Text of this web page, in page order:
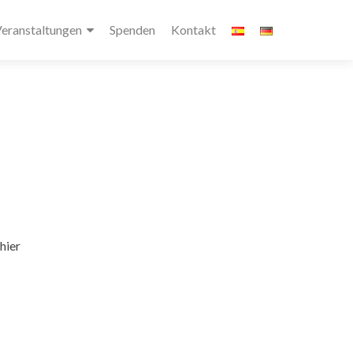
Spenden Kontakt